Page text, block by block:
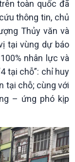
Thời sự
toàn quốc đã
thông tin, chủ
Thủy văn và
tại vùng dự báo
nhân lực và
tại chỗ”: chỉ huy
tại chỗ; cùng với
– ứng phó kịp